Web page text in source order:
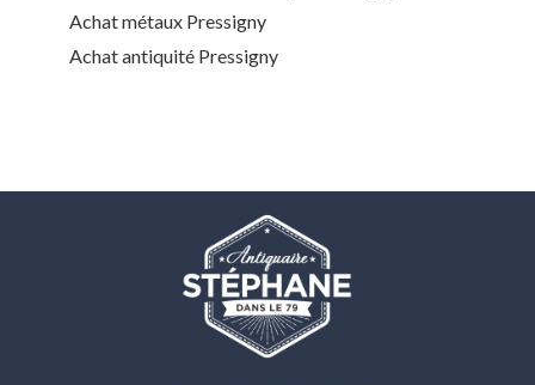
Achat métaux Pressigny
Achat antiquité Pressigny